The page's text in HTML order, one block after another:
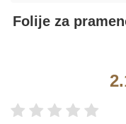
Folije za